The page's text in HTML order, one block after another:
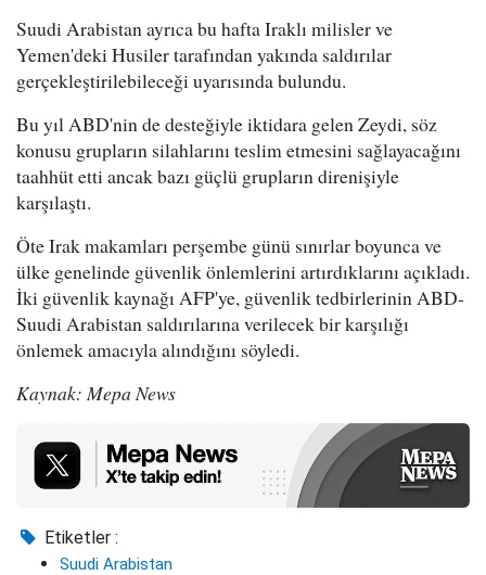
Suudi Arabistan ayrıca bu hafta Iraklı milisler ve
Yemen'deki Husiler tarafından yakında saldırılar
gerçekleştirilebileceği uyarısında bulundu.
Bu yıl ABD'nin de desteğiyle iktidara gelen Zeydi, söz
konusu grupların silahlarını teslim etmesini sağlayacağını
taahhüt etti ancak bazı güçlü grupların direnişiyle
karşılaştı.
Öte Irak makamları perşembe günü sınırlar boyunca ve
ülke genelinde güvenlik önlemlerini artırdıklarını açıkladı.
İki güvenlik kaynağı AFP'ye, güvenlik tedbirlerinin ABD-
Suudi Arabistan saldırılarına verilecek bir karşılığı
önlemek amacıyla alındığını söyledi.
Kaynak: Mepa News
Etiketler :
Suudi Arabistan